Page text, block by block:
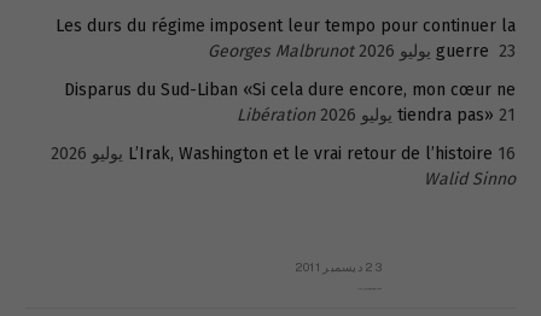
Les durs du régime imposent leur tempo pour continuer la
guerre 23 يوليو 2026
Georges Malbrunot
Disparus du Sud-Liban «Si cela dure encore, mon cœur ne
tiendra pas» 21 يوليو 2026
Libération
L’Irak, Washington et le vrai retour de l’histoire 16 يوليو 2026
Walid Sinno
23 ديسمبر 2011